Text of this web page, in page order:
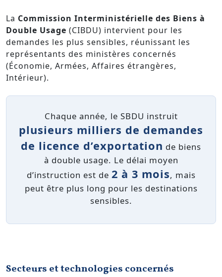
La Commission Interministérielle des Biens à
Double Usage (CIBDU) intervient pour les
demandes les plus sensibles, réunissant les
représentants des ministères concernés
(Économie, Armées, Affaires étrangères,
Intérieur).
Chaque année, le SBDU instruit
plusieurs milliers de demandes
de licence d’exportation de biens
à double usage. Le délai moyen
d’instruction est de 2 à 3 mois, mais
peut être plus long pour les destinations
sensibles.
Secteurs et technologies concernés